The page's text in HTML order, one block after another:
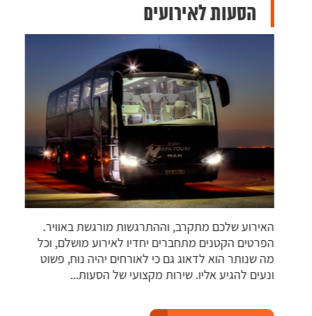
הסעות לאירועים
האירוע שלכם מתקרב, וההתרגשות מורגשת באוויר.
הפרטים הקטנים מתחברים יחדיו לאירוע מושלם, וכל
מה שנותר הוא לדאוג גם כי לאורחים יהיה נוח, פשוט
ונעים להגיע אליו. שירות מקצועי של הסעות...